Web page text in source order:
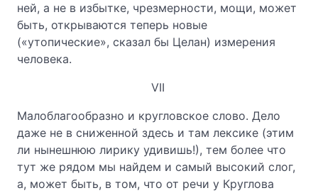
ней, а не в избытке, чрезмерности, мощи, может
быть, открываются теперь новые
(«утопические», сказал бы Целан) измерения
человека.
VII
Малоблагообразно и кругловское слово. Дело
даже не в сниженной здесь и там лексике (этим
ли нынешнюю лирику удивишь!), тем более что
тут же рядом мы найдем и самый высокий слог,
а, может быть, в том, что от речи у Круглова